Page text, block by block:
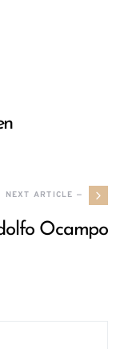
NEXT ARTICLE —
Ocampo